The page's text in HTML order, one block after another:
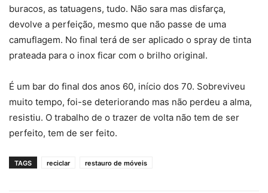
buracos, as tatuagens, tudo. Não sara mas disfarça,
devolve a perfeição, mesmo que não passe de uma
camuflagem. No final terá de ser aplicado o spray de tinta
prateada para o inox ficar com o brilho original.
É um bar do final dos anos 60, início dos 70. Sobreviveu
muito tempo, foi-se deteriorando mas não perdeu a alma,
resistiu. O trabalho de o trazer de volta não tem de ser
perfeito, tem de ser feito.
TAGS reciclar restauro de móveis